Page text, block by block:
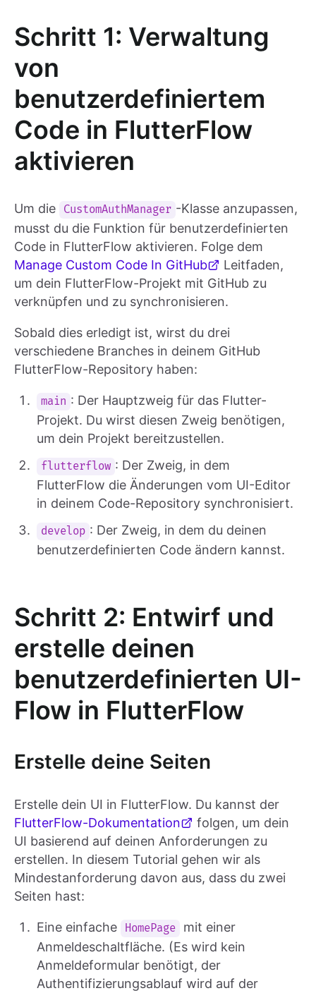
Schritt 1: Verwaltung
von
benutzerdefiniertem
Code in FlutterFlow
aktivieren
Um die CustomAuthManager -Klasse anzupassen,
musst du die Funktion für benutzerdefinierten
Code in FlutterFlow aktivieren. Folge dem
Manage Custom Code In GitHub
Leitfaden,
um dein FlutterFlow-Projekt mit GitHub zu
verknüpfen und zu synchronisieren.
Sobald dies erledigt ist, wirst du drei
verschiedene Branches in deinem GitHub
FlutterFlow-Repository haben:
main : Der Hauptzweig für das Flutter-
Projekt. Du wirst diesen Zweig benötigen,
um dein Projekt bereitzustellen.
flutterflow : Der Zweig, in dem
FlutterFlow die Änderungen vom UI-Editor
in deinem Code-Repository synchronisiert.
develop : Der Zweig, in dem du deinen
benutzerdefinierten Code ändern kannst.
Schritt 2: Entwirf und
erstelle deinen
benutzerdefinierten UI-
Flow in FlutterFlow
Erstelle deine Seiten
Erstelle dein UI in FlutterFlow. Du kannst der
FlutterFlow-Dokumentation
folgen, um dein
UI basierend auf deinen Anforderungen zu
erstellen. In diesem Tutorial gehen wir als
Mindestanforderung davon aus, dass du zwei
Seiten hast:
Eine einfache HomePage
mit einer
Anmeldeschaltfläche. (Es wird kein
Anmeldeformular benötigt, der
Authentifizierungsablauf wird auf der